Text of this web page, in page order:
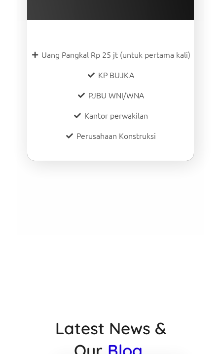
Uang Pangkal Rp 25 jt (untuk pertama kali)
KP BUJKA
PJBU WNI/WNA
Kantor perwakilan
Perusahaan Konstruksi
Latest News &